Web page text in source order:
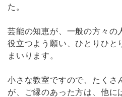
た。
芸能の知恵が、一般の方々の
役立つよう願い、ひとりひと
まいります。
小さな教室ですので、たくさ
が、ご縁のあった方は、他に